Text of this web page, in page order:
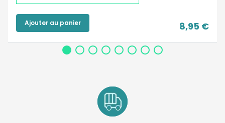
Ajouter au panier 8,95 €